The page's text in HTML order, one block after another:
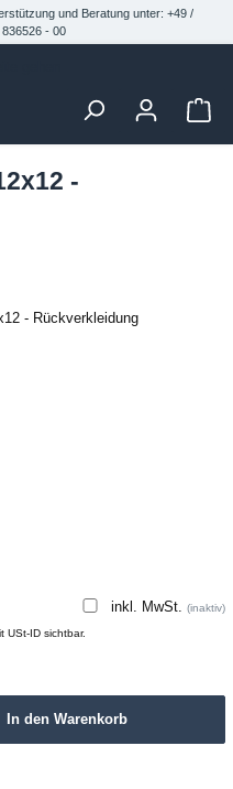
und Beratung unter: +49 /
836526 - 00
-
inkl. MwSt. (inaktiv)
USt-ID sichtbar.
In den Warenkorb